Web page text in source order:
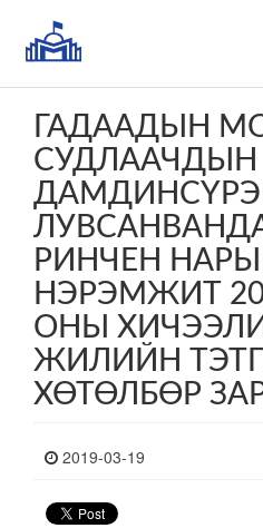
ГАДААДЫН
СУДЛААЧДЫН
РИНЧЕН
НЭРЭМЖИТ
ОНЫ
ЖИЛИЙН
ХӨТӨЛБӨР
2019-03-19